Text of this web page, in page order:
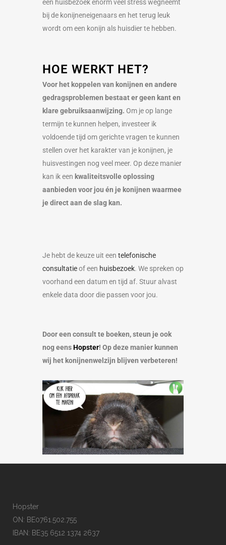
een huisbezoek enorm veel stress wegneemt
bij de konijneneigenaars en het terug leuk
wordt om een konijn als huisdier te hebben.
HOE WERKT HET?
Voor het koppelen van konijnen en andere
gedragsproblemen bestaat er geen kant en
klare gebruiksaanwijzing. Om je op lange
termijn te kunnen helpen, investeer ik
voldoende tijd om gerichte vragen te kunnen
stellen over het karakter van je konijnen, je
huisvestingen nog veel meer. Op deze manier
kan ik een kwaliteitsvolle oplossing
aanbieden voor jou én je konijnen waarmee
je direct aan de slag kan.
Je hebt de keuze uit een telefonische
consultatieof een huisbezoek. We spreken op
voorhand een datum en tijd af. Stuur alvast
enkele data door die passen voor jou.
Door een consult te boeken, steun je ook
nog eensHopster! Op deze manier kunnen
wij het konijnenwelzijn blijven verbeteren!
Hopster
ON: BE0761.502.755
IBAN: BE35 6512 1374 2637